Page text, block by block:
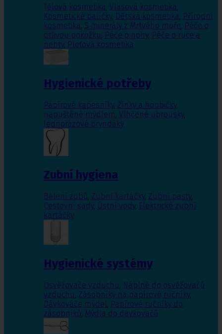
Tělová kosmetika, Vlasová kosmetika,
Kosmetické balíčky, Dětská kosmetika, Přírodní
kosmetika, S minerály z Mrtvého moře, Péče o
citlivou pokožku, Péče o nohy, Péče o ruce a
nehty, Pleťová kosmetika
Hygienické potřeby
Papírové kapesníky, Žínky a houbičky
napuštěné mýdlem, Vlhčené ubrousky,
Jednorázové bryndáky
Zubní hygiena
Bělení zubů, Zubní kartáčky, Zubní pasty,
Cestovní sady, Ústní vody, Elektrické zubní
kartáčky
Hygienické systémy
Osvěžovače vzduchu, Náplně do osvěžovačů
vzduchu, Zásobníky na papírové ručníky,
Dávkováče mýdel, Papírové ručníky do
zásobníků, Mýdla do dávkovačů